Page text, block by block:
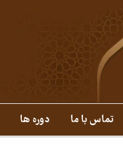
تماس با ما دوره ها